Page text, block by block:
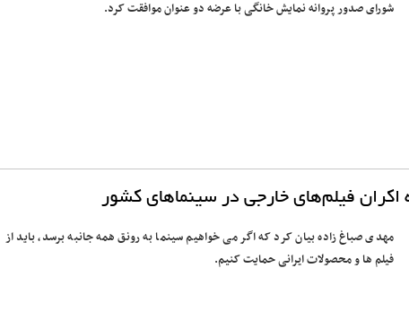
شورای صدور پروانه نمایش خانگی با عرضه دو عنوان موافقت کرد.
فیلم‌های خارجی در سینماهای کشور
مهدی صباغ زاده بیان کرد که اگر می خواهیم سینما به رونق همه جانبه برسد، باید از
فیلم ها و محصولات ایرانی حمایت کنیم.